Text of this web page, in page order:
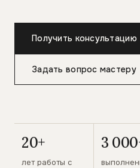
Получить консультацию
Задать вопрос мастеру
20+
лет работы с
3